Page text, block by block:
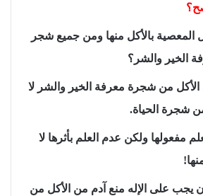
المعصية بالأكل منها ومن جميع شجر
الخير والشر؟
من شجرة معرفة الخير والشر لا
شجرة الحياة.
مفعولها ولكن عدم العلم بأثرها لا
يجب على الإله منع آدم من الأكل من